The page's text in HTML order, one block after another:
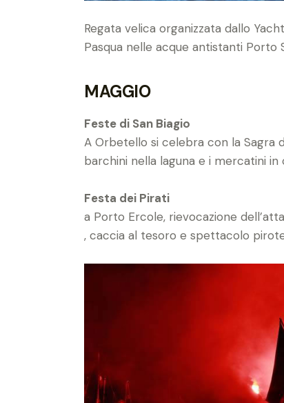
Regata velica organizzata dallo
Pasqua nelle acque antistanti Porto
MAGGIO
Feste di San Biagio
A Orbetello si celebra con la Sagra
barchini nella laguna e i mercatini in
Festa dei Pirati
a Porto Ercole, rievocazione
, caccia al tesoro e spettacolo